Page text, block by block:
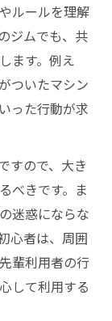
ルールを理解
ジムでも、共
ます。例え
ついたマシン
った行動が求
すので、大き
べきです。ま
迷惑にならな
心者は、周囲
輩利用者の行
して利用する